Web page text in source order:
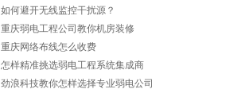
如何避开无线监控干扰源？
重庆弱电工程公司教你机房装修
重庆网络布线怎么收费
怎样精准挑选弱电工程系统集成商
劲浪科技教你怎样选择专业弱电公司